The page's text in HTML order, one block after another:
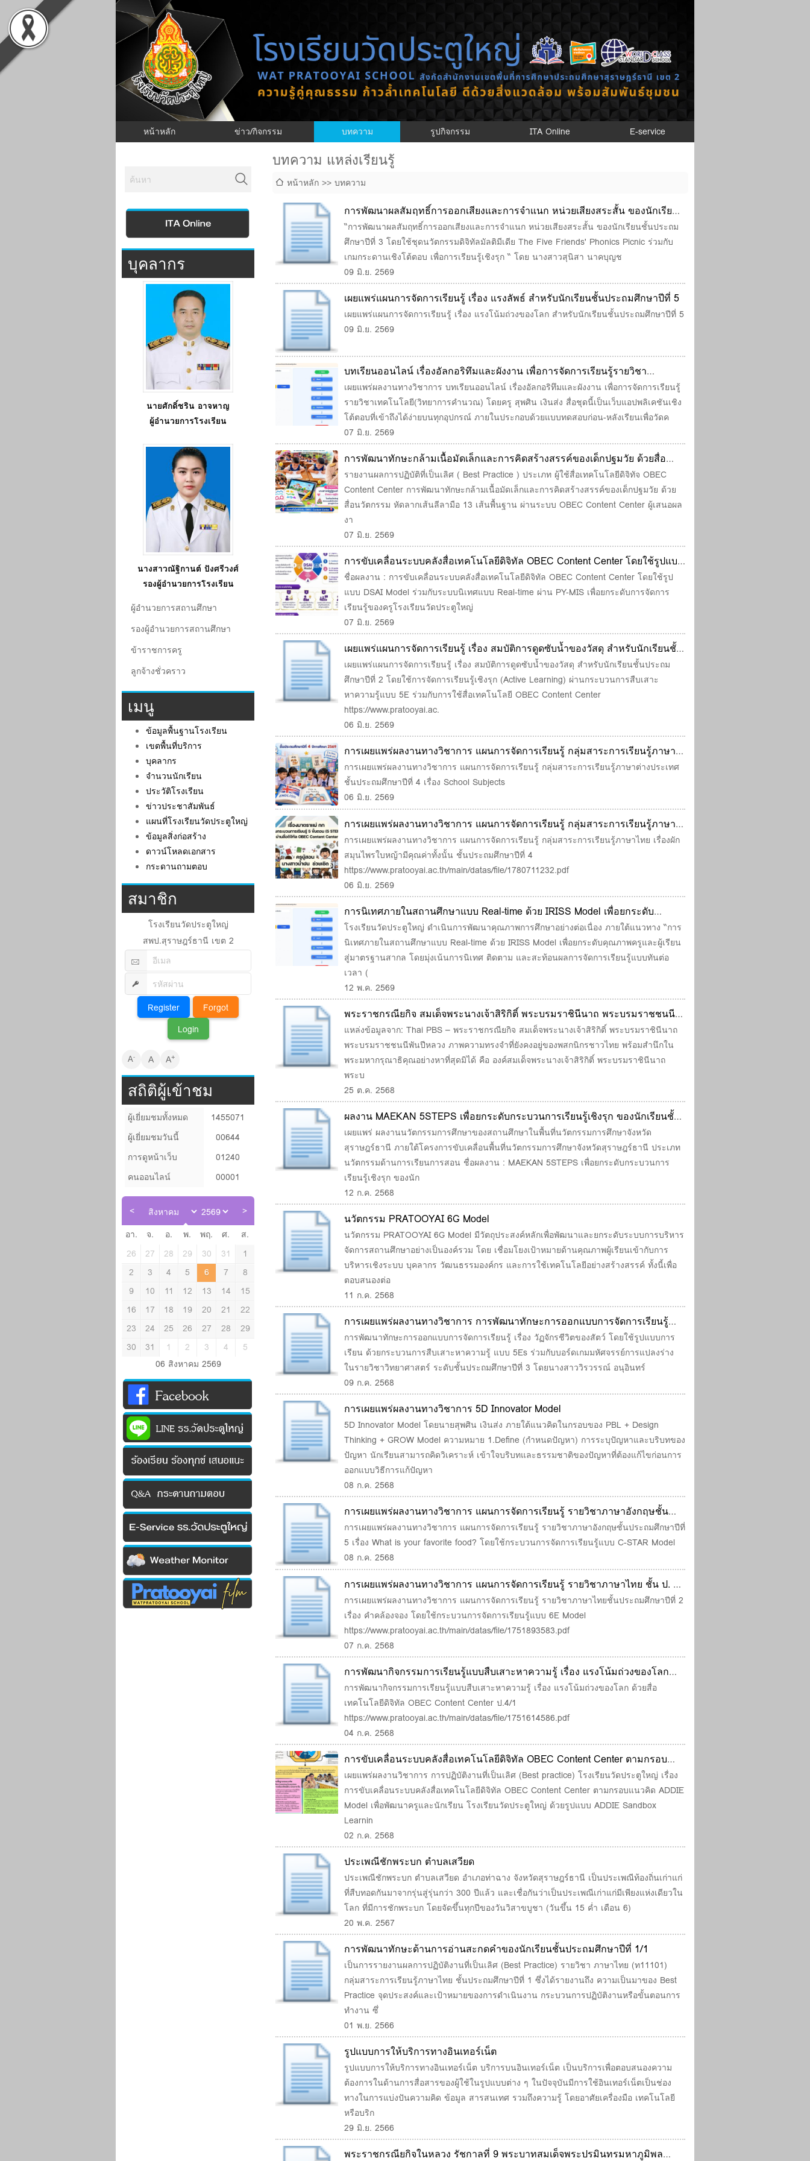
หน้าหลัก ข่าว/กิจกรรม บทความ รูปกิจกรรม ITA Online E-service
บทความ แหล่งเรียนรู้
หน้าหลัก บทความ
การพัฒนาผลสัมฤทธิ์การออกเสียงและการจำแนก หน่วยเสียงสระสั้น ของนักเรียน
ชั้นประถมศึกษาปีที่ 3 โดยใช้ชุดนวัตกรรมดิจิทัลมัลติมีเดีย "The Five Friends'
Phonics Picnic" ร่วมกับเกมกระดานเชิงโต้ตอบ เพื่อการเรียนรู้เชิงรุก
“การพัฒนาผลสัมฤทธิ์การออกเสียงและการจำแนก หน่วยเสียงสระสั้น ของนักเรียนชั้นประถม
ศึกษาปีที่ 3 โดยใช้ชุดนวัตกรรมดิจิทัลมัลติมีเดีย The Five Friends' Phonics Picnic ร่วมกับ
เกมกระดานเชิงโต้ตอบ เพื่อการเรียนรู้เชิงรุก “ โดย นางสาวสุนิสา นาคบุญช
09 มิ.ย. 2569
เผยแพร่แผนการจัดการเรียนรู้ เรื่อง แรงลัพธ์ สำหรับนักเรียนชั้นประถมศึกษาปีที่ 5
เผยแพร่แผนการจัดการเรียนรู้ เรื่อง แรงโน้มถ่วงของโลก สำหรับนักเรียนชั้นประถมศึกษาปีที่ 5
09 มิ.ย. 2569
บทเรียนออนไลน์ เรื่องอัลกอริทึมและผังงาน เพื่อการจัดการเรียนรู้รายวิชา
เทคโนโลยี(วิทยาการคำนวณ)
เผยแพร่ผลงานทางวิชาการ บทเรียนออนไลน์ เรื่องอัลกอริทึมและผังงาน เพื่อการจัดการเรียนรู้
รายวิชาเทคโนโลยี(วิทยาการคำนวณ) โดยครู สุพศิน เงินส่ง สื่อชุดนี้เป็นเว็บแอปพลิเคชันเชิง
โต้ตอบที่เข้าถึงได้ง่ายบนทุกอุปกรณ์ ภายในประกอบด้วยแบบทดสอบก่อน-หลังเรียนเพื่อวัดค
07 มิ.ย. 2569
การพัฒนาทักษะกล้ามเนื้อมัดเล็กและการคิดสร้างสรรค์ของเด็กปฐมวัย ด้วยสื่อ
นวัตกรรม หัดลากเส้นลีลามือ 13 เส้นพื้นฐาน" ผ่านระบบ OBEC Content Center
รายงานผลการปฏิบัติที่เป็นเลิศ ( Best Practice ) ประเภท ผู้ใช้สื่อเทคโนโลยีดิจิทัจ OBEC
Content Center การพัฒนาทักษะกล้ามเนื้อมัดเล็กและการคิดสร้างสรรค์ของเด็กปฐมวัย ด้วย
สื่อนวัตกรรม หัดลากเส้นลีลามือ 13 เส้นพื้นฐาน ผ่านระบบ OBEC Content Center ผู้เสนอผล
งา
07 มิ.ย. 2569
การขับเคลื่อนระบบคลังสื่อเทคโนโลยีดิจิทัล OBEC Content Center โดยใช้รูปแบบ
DSAI Model ร่วมกับระบบนิเทศแบบ Real-time ผ่าน PY-MIS เพื่อยกระดับการ
จัดการเรียนรู้ของครูโรงเรียนวัดประตูใหญ่
ชื่อผลงาน : การขับเคลื่อนระบบคลังสื่อเทคโนโลยีดิจิทัล OBEC Content Center โดยใช้รูป
แบบ DSAI Model ร่วมกับระบบนิเทศแบบ Real-time ผ่าน PY-MIS เพื่อยกระดับการจัดการ
เรียนรู้ของครูโรงเรียนวัดประตูใหญ่
07 มิ.ย. 2569
เผยแพร่แผนการจัดการเรียนรู้ เรื่อง สมบัติการดูดซับน้ำของวัสดุ สำหรับนักเรียนชั้น
ประถมศึกษาปีที่ 2 โดยใช้การจัดการเรียนรู้เชิงรุก (Active Learning) ผ่าน
กระบวนการสืบเสาะหาความรู้แบบ 5E ร่วมกับการใช้สื่อเทคโนโลยี OBEC
Content Center
เผยแพร่แผนการจัดการเรียนรู้ เรื่อง สมบัติการดูดซับน้ำของวัสดุ สำหรับนักเรียนชั้นประถม
ศึกษาปีที่ 2 โดยใช้การจัดการเรียนรู้เชิงรุก (Active Learning) ผ่านกระบวนการสืบเสาะ
หาความรู้แบบ 5E ร่วมกับการใช้สื่อเทคโนโลยี OBEC Content Center
https://www.pratooyai.ac.
06 มิ.ย. 2569
การเผยแพร่ผลงานทางวิชาการ แผนการจัดการเรียนรู้ กลุ่มสาระการเรียนรู้ภาษา
ต่างประเทศ ชั้นประถมศึกษาปีที่ 4 เรื่อง School Subjects
การเผยแพร่ผลงานทางวิชาการ แผนการจัดการเรียนรู้ กลุ่มสาระการเรียนรู้ภาษาต่างประเทศ
ชั้นประถมศึกษาปีที่ 4 เรื่อง School Subjects
06 มิ.ย. 2569
การเผยแพร่ผลงานทางวิชาการ แผนการจัดการเรียนรู้ กลุ่มสาระการเรียนรู้ภาษา
ไทย เรื่องผักสมุนไพรใบหญ้ามีคุณค่าทั้งนั้น ชั้นประถมศึกษาปีที่ 4
การเผยแพร่ผลงานทางวิชาการ แผนการจัดการเรียนรู้ กลุ่มสาระการเรียนรู้ภาษาไทย เรื่องผัก
สมุนไพรใบหญ้ามีคุณค่าทั้งนั้น ชั้นประถมศึกษาปีที่ 4
https://www.pratooyai.ac.th/main/datas/file/1780711232.pdf
06 มิ.ย. 2569
การนิเทศภายในสถานศึกษาแบบ Real-time ด้วย IRISS Model เพื่อยกระดับ
คุณภาพครูและผู้เรียน สู่มาตรฐานสากล
โรงเรียนวัดประตูใหญ่ ดำเนินการพัฒนาคุณภาพการศึกษาอย่างต่อเนื่อง ภายใต้แนวทาง “การ
นิเทศภายในสถานศึกษาแบบ Real-time ด้วย IRISS Model เพื่อยกระดับคุณภาพครูและผู้เรียน
สู่มาตรฐานสากล โดยมุ่งเน้นการนิเทศ ติดตาม และสะท้อนผลการจัดการเรียนรู้แบบทันต่อ
เวลา (
12 พ.ค. 2569
พระราชกรณียกิจ สมเด็จพระนางเจ้าสิริกิติ์ พระบรมราชินีนาถ พระบรมราชชนนี
พันปีหลวง
แหล่งข้อมูลจาก: Thai PBS – พระราชกรณียกิจ สมเด็จพระนางเจ้าสิริกิติ์ พระบรมราชินีนาถ
พระบรมราชชนนีพันปีหลวง ภาพความทรงจำที่ยังคงอยู่ของพสกนิกรชาวไทย พร้อมสำนึกใน
พระมหากรุณาธิคุณอย่างหาที่สุดมิได้ คือ องค์สมเด็จพระนางเจ้าสิริกิติ์ พระบรมราชินีนาถ
พระบ
25 ต.ค. 2568
ผลงาน MAEKAN 5STEPS เพื่อยกระดับกระบวนการเรียนรู้เชิงรุก ของนักเรียนชั้น
ประถมศึกษาปีที่ 2
เผยแพร่ ผลงานนวัตกรรมการศึกษาของสถานศึกษาในพื้นที่นวัตกรรมการศึกษาจังหวัด
สุราษฎร์ธานี ภายใต้โครงการขับเคลื่อนพื้นที่นวัตกรรมการศึกษาจังหวัดสุราษฎร์ธานี ประเภท
นวัตกรรมด้านการเรียนการสอน ชื่อผลงาน : MAEKAN 5STEPS เพื่อยกระดับกระบวนการ
เรียนรู้เชิงรุก ของนัก
12 ก.ค. 2568
นวัตกรรม PRATOOYAI 6G Model
นวัตกรรม PRATOOYAI 6G Model มีวัตถุประสงค์หลักเพื่อพัฒนาและยกระดับระบบการบริหาร
จัดการสถานศึกษาอย่างเป็นองค์รวม โดย เชื่อมโยงเป้าหมายด้านคุณภาพผู้เรียนเข้ากับการ
บริหารเชิงระบบ บุคลากร วัฒนธรรมองค์กร และการใช้เทคโนโลยีอย่างสร้างสรรค์ ทั้งนี้เพื่อ
ตอบสนองต่อ
11 ก.ค. 2568
การเผยแพร่ผลงานทางวิชาการ การพัฒนาทักษะการออกแบบการจัดการเรียนรู้
เรื่อง วัฏจักรชีวิตของสัตว์ โดยใช้รูปแบบการเรียน ด้วยกระบวนการสืบเสาะ
หาความรู้ แบบ 5Es ร่วมกับบอร์ดเกมมหัศจรรย์การแปลงร่าง ในรายวิชา
วิทยาศาสตร์ ระดับชั้นประถมศึกษาปีที่ 3
การพัฒนาทักษะการออกแบบการจัดการเรียนรู้ เรื่อง วัฏจักรชีวิตของสัตว์ โดยใช้รูปแบบการ
เรียน ด้วยกระบวนการสืบเสาะหาความรู้ แบบ 5Es ร่วมกับบอร์ดเกมมหัศจรรย์การแปลงร่าง
ในรายวิชาวิทยาศาสตร์ ระดับชั้นประถมศึกษาปีที่ 3 โดยนางสาววิรวรรณ์ อนุอินทร์
09 ก.ค. 2568
การเผยแพร่ผลงานทางวิชาการ 5D Innovator Model
5D Innovator Model โดยนายสุพศิน เงินส่ง ภายใต้แนวคิดในกรอบของ PBL + Design
Thinking + GROW Model ความหมาย 1.Define (กำหนดปัญหา) การระบุปัญหาและบริบทของ
ปัญหา นักเรียนสามารถคิดวิเคราะห์ เข้าใจบริบทและธรรมชาติของปัญหาที่ต้องแก้ไขก่อนการ
ออกแบบวิธีการแก้ปัญหา
08 ก.ค. 2568
การเผยแพร่ผลงานทางวิชาการ แผนการจัดการเรียนรู้ รายวิชาภาษาอังกฤษชั้น
ประถมศึกษาปีที่ 5 เรื่อง What is your favorite food? โดยใช้กระบวนการจัดการ
เรียนรู้แบบ C-STAR Model
การเผยแพร่ผลงานทางวิชาการ แผนการจัดการเรียนรู้ รายวิชาภาษาอังกฤษชั้นประถมศึกษาปีที่
5 เรื่อง What is your favorite food? โดยใช้กระบวนการจัดการเรียนรู้แบบ C-STAR Model
08 ก.ค. 2568
การเผยแพร่ผลงานทางวิชาการ แผนการจัดการเรียนรู้ รายวิชาภาษาไทย ชั้น ป. 2
เรื่อง คำคล้องจอง โดยใช้กระบวนการจัดการเรียนรู้แบบ 6E Model
การเผยแพร่ผลงานทางวิชาการ แผนการจัดการเรียนรู้ รายวิชาภาษาไทยชั้นประถมศึกษาปีที่ 2
เรื่อง คำคล้องจอง โดยใช้กระบวนการจัดการเรียนรู้แบบ 6E Model
https://www.pratooyai.ac.th/main/datas/file/1751893583.pdf
07 ก.ค. 2568
การพัฒนากิจกรรมการเรียนรู้แบบสืบเสาะหาความรู้ เรื่อง แรงโน้มถ่วงของโลก
ด้วยสื่อเทคโนโลยีดิจิทัล OBEC Content Center ป.4/1
การพัฒนากิจกรรมการเรียนรู้แบบสืบเสาะหาความรู้ เรื่อง แรงโน้มถ่วงของโลก ด้วยสื่อ
เทคโนโลยีดิจิทัล OBEC Content Center ป.4/1
https://www.pratooyai.ac.th/main/datas/file/1751614586.pdf
04 ก.ค. 2568
การขับเคลื่อนระบบคลังสื่อเทคโนโลยีดิจิทัล OBEC Content Center ตามกรอบ
แนวคิด ADDIE Model เพื่อพัฒนาครูและนักเรียน โรงเรียนวัดประตูใหญ่ ด้วยรูป
แบบ ADDIE Sandbox Learning Ecosystem Model
เผยแพร่ผลงานวิชาการ การปฏิบัติงานที่เป็นเลิศ (Best practice) โรงเรียนวัดประตูใหญ่ เรื่อง
การขับเคลื่อนระบบคลังสื่อเทคโนโลยีดิจิทัล OBEC Content Center ตามกรอบแนวคิด ADDIE
Model เพื่อพัฒนาครูและนักเรียน โรงเรียนวัดประตูใหญ่ ด้วยรูปแบบ ADDIE Sandbox
Learnin
02 ก.ค. 2568
ประเพณีชักพระบก ตำบลเสวียด
ประเพณีชักพระบก ตำบลเสวียด อำเภอท่าฉาง จังหวัดสุราษฎร์ธานี เป็นประเพณีท้องถิ่นเก่าแก่
ที่สืบทอดกันมาจากรุ่นสู่รุ่นกว่า 300 ปีแล้ว และเชื่อกันว่าเป็นประเพณีเก่าแก่มีเพียงแห่งเดียวใน
โลก ที่มีการชักพระบก โดยจัดขึ้นทุกปีของวันวิสาขบูชา (วันขึ้น 15 ค่ำ เดือน 6)
20 พ.ค. 2567
การพัฒนาทักษะด้านการอ่านสะกดคำของนักเรียนชั้นประถมศึกษาปีที่ 1/1
เป็นการรายงานผลการปฏิบัติงานที่เป็นเลิศ (Best Practice) รายวิชา ภาษาไทย (ท11101)
กลุ่มสาระการเรียนรู้ภาษาไทย ชั้นประถมศึกษาปีที่ 1 ซึ่งได้รายงานถึง ความเป็นมาของ Best
Practice จุดประสงค์และเป้าหมายของการดำเนินงาน กระบวนการปฏิบัติงานหรือขั้นตอนการ
ทำงาน ซึ่
01 พ.ย. 2566
รูปแบบการให้บริการทางอินเทอร์เน็ต
รูปแบบการให้บริการทางอินเทอร์เน็ต บริการบนอินเทอร์เน็ต เป็นบริการเพื่อตอบสนองความ
ต้องการในด้านการสื่อสารของผู้ใช้ในรูปแบบต่าง ๆ ในปัจจุบันมีการใช้อินเทอร์เน็ตเป็นช่อง
ทางในการแบ่งปันความคิด ข้อมูล สารสนเทศ รวมถึงความรู้ โดยอาศัยเครื่องมือ เทคโนโลยี
หรือบริก
29 มิ.ย. 2566
พระราชกรณียกิจในหลวง รัชกาลที่ 9 พระบาทสมเด็จพระปรมินทรมหาภูมิพล
บุคลากร
นายศักดิ์ชริน อาจหาญ
ผู้อำนวยการโรงเรียน
นางสาวณัฐิกานต์ ปังศรีวงศ์
รองผู้อำนวยการโรงเรียน
ผู้อํานวยการสถานศึกษา
รองผู้อํานวยการสถานศึกษา
ข้าราชการครู
ลูกจ้างชั่วคราว
เมนู
ข้อมูลพื้นฐานโรงเรียน
เขตพื้นที่บริการ
บุคลากร
จำนวนนักเรียน
ประวัติโรงเรียน
ข่าวประชาสัมพันธ์
แผนที่โรงเรียนวัดประตูใหญ่
ข้อมูลสิ่งก่อสร้าง
ดาวน์โหลดเอกสาร
กระดานถามตอบ
สมาชิก
โรงเรียนวัดประตูใหญ่
สพป.สุราษฎร์ธานี เขต 2
A- A A+
สถิติผู้เข้าชม
ผู้เยี่ยมชมทั้งหมด
1455071
ผู้เยี่ยมชมวันนี้
00644
การดูหน้าเว็บ
01240
คนออนไลน์
00001
อา. จ. อ. พ. พฤ. ศ.
ส.
26
27 28 29 30 31
1
2
3 4 5 6 7
8
9
10 11 12 13 14
15
16
17 18 19 20 21
22
23
24 25 26 27 28
29
30
31 1 2 3 4
5
06 สิงหาคม 2569